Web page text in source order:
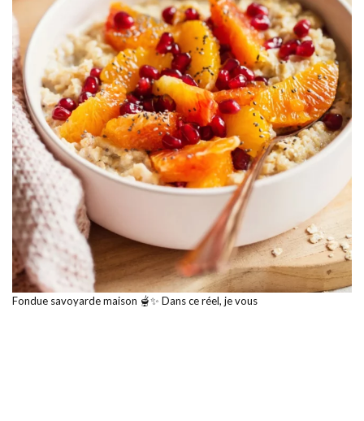
Fondue savoyarde maison 🫕✨ Dans ce réel, je vous